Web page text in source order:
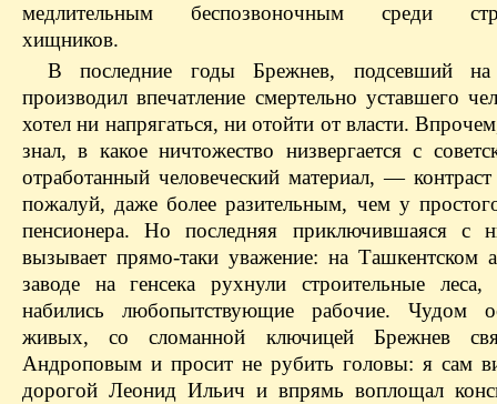
медлительным беспозвоночным среди
хищников.
В последние годы Брежнев, подсевший на
производил впечатление смертельно уставшего
хотел ни напрягаться, ни отойти от власти.
знал, в какое ничтожество низвергается с
отработанный человеческий материал, — контраст
пожалуй, даже более разительным, чем у
пенсионера. Но последняя приключившаяся с
вызывает прямо-таки уважение: на Ташкентском
заводе на генсека рухнули строительные
набились любопытствующие рабочие. Чудом
живых, со сломанной ключицей Брежнев
Андроповым и просит не рубить головы: я сам
дорогой Леонид Ильич и впрямь воплощал